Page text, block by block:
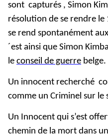
sont capturés , Simon
résolution de se rendre
se rend spontanément
´est ainsi que Simon
le conseil de guerre belge.
Un innocent recherché
comme un Criminel sur le
Un Innocent qui s’est
chemin de la mort dans